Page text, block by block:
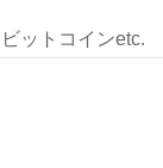
ットコインetc.